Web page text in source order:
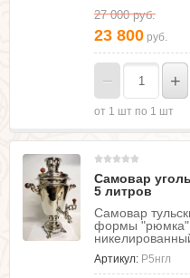
27 000руб.
23 800 руб.
− +
от 1 шт по 1 шт
Самовар
5 литров
Самовар
формы "рюмка"
Артикул: Р5нгл